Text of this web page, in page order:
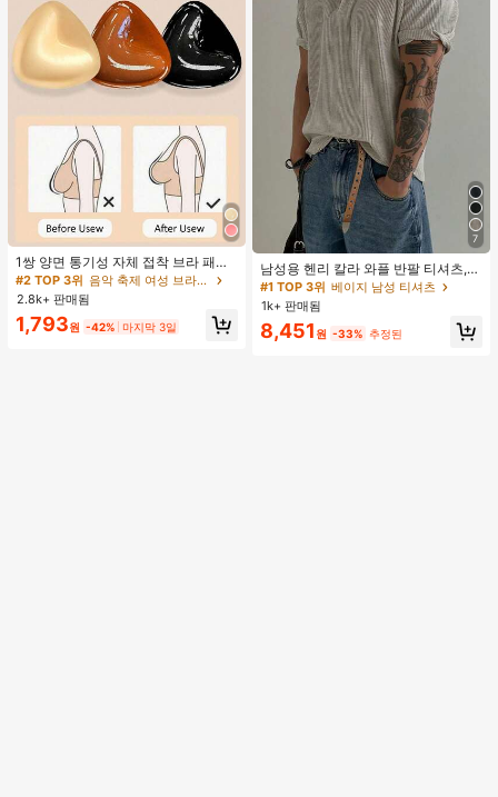
1쌍 양면 통기성 자체 접착 브라 패드,
두꺼워진 삼각형 푸쉬업 디자인, 재사
용 가능, 보이지 않는 비키니 브라 삽
입물, 수영에 적합
#2 TOP 3위
음악 축제 여성 브라 액세서리
2.8k+ 판매됨
1,793원 -42% 마지막 3일
7
남성용 헨리 칼라 와플 반팔 티셔츠,
가볍고 통기성이 좋은 기본 티, 미국
미니멀리스트 스타일, 올 시즌
#1 TOP 3위 베이지 남성 티셔츠
1k+ 판매됨
8,451 원 -33% 추정된